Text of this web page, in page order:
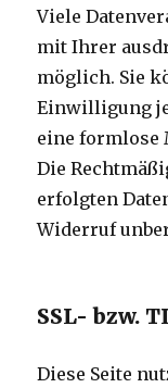
Viele
mit Ihrer
möglich. Sie
Einwilligung
eine formlose
Die
erfolgten
Widerruf
SSL- bzw.
Diese Seite